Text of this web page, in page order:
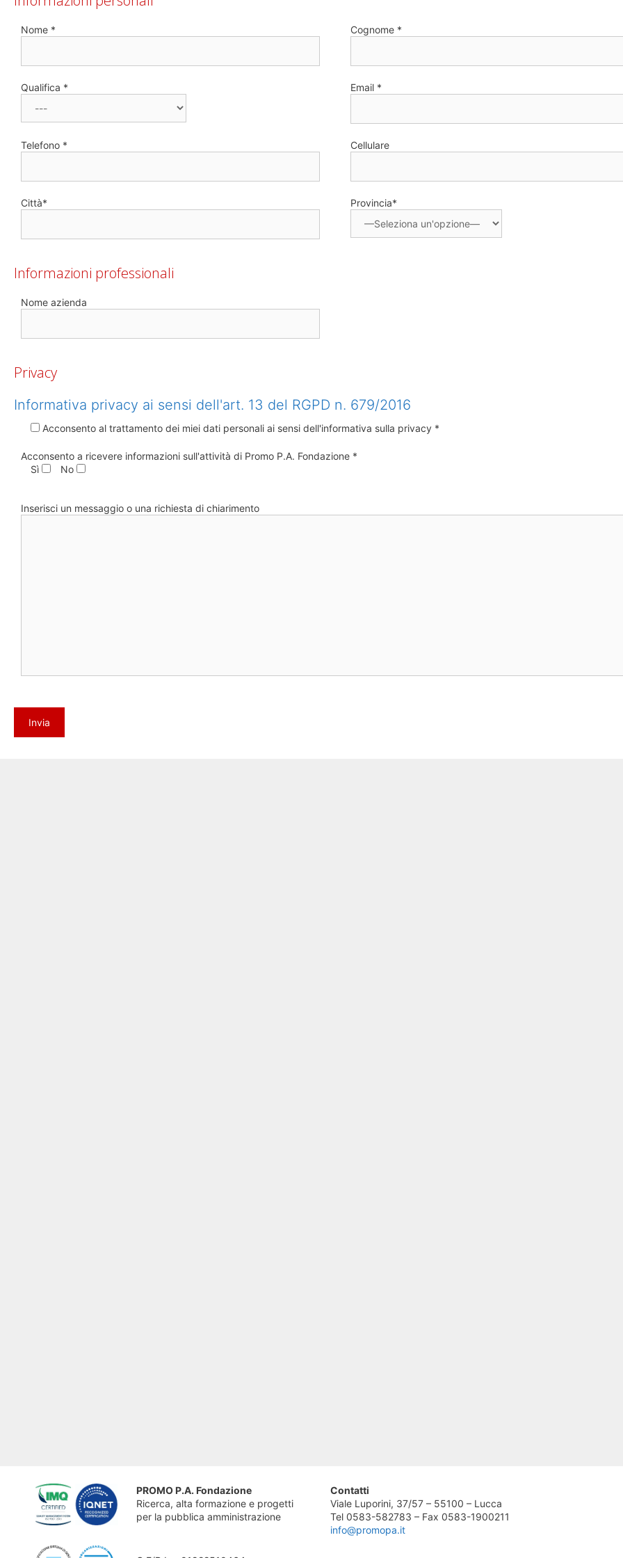
Nome * Cognome *
Qualifica * Email *
Telefono * Cellulare
Città* Provincia*
Informazioni professionali
Nome azienda
Privacy
Informativa privacy ai sensi dell'art. 13 del RGPD n. 679/2016
Acconsento al trattamento dei miei dati personali ai sensi dell'informativa sulla privacy *
Acconsento a ricevere informazioni sull'attività di Promo P.A. Fondazione *
Sì
No
Inserisci un messaggio o una richiesta di chiarimento
PROMO P.A. Fondazione
Ricerca, alta formazione e progetti
per la pubblica amministrazione
Contatti
Viale Luporini, 37/57 – 55100 – Lucca
Tel 0583-582783 – Fax 0583-1900211
info@promopa.it